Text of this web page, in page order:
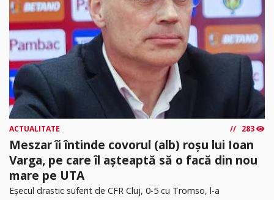
ACTUALITATE 283
Meszar îi întinde covorul (alb) roșu lui Ioan
Varga, pe care îl așteaptă să o facă din nou
mare pe UTA
Eșecul drastic suferit de CFR Cluj, 0-5 cu Tromso, l-a